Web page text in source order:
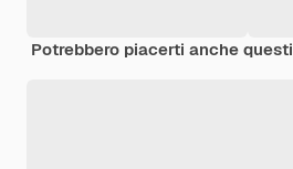
Potrebbero piacerti anche